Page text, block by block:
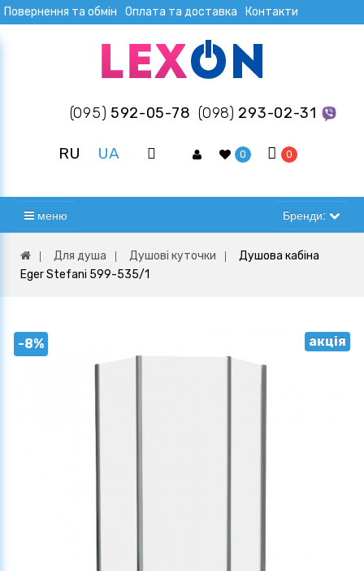
Повернення та обмін Оплата та доставка Контакти
(095) 592-05-78 (098) 293-02-31
RU UA 0 0
меню Бренди:
Для душа Душові куточки
Душова кабіна
Eger Stefani 599-535/1
-8% акція